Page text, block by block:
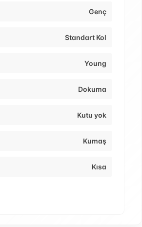
Genç
Standart Kol
Young
Dokuma
Kutu yok
Kumaş
Kısa